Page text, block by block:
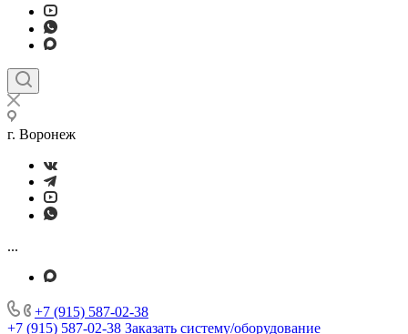
г. Воронеж
...
+7 (915) 587-02-38
+7 (915) 587-02-38 Заказать систему/оборудование